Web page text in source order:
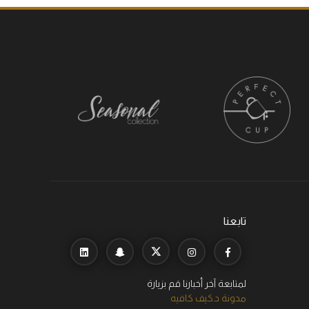
تابعنا
لمتابعة آخر أخبارنا قم بزيارة
مدونة د.كيف كافيه